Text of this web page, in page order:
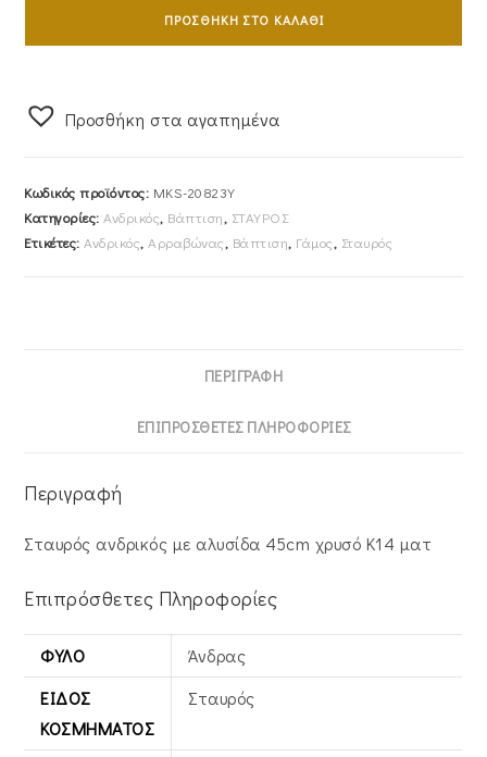
Με
Χρυσός
MKS-
ΠΡΟΣΘΉΚΗ ΣΤΟ ΚΑΛΆΘΙ
Προσθήκη στα αγαπημένα
Κωδικός προϊόντος: MKS-20823Y
Κατηγορίες: Ανδρικός, Βάπτιση, ΣΤΑΥΡΟΣ
Ετικέτες: Ανδρικός, Αρραβώνας, Βάπτιση, Γάμος, Σταυρός
ΠΕΡΙΓΡΑΦΉ
ΕΠΙΠΡΌΣΘΕΤΕΣ ΠΛΗΡΟΦΟΡΊΕΣ
Περιγραφή
Σταυρός ανδρικός με αλυσίδα 45cm χρυσό Κ14 ματ
Επιπρόσθετες Πληροφορίες
ΦΎΛΟ
Άνδρας
ΕΊΔΟΣ
ΚΟΣΜΉΜΑΤΟΣ
Σταυρός